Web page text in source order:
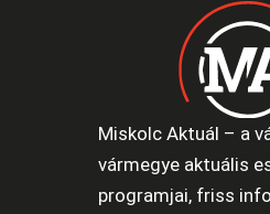
Miskolc Aktuál – a
vármegye aktuális
programjai, friss